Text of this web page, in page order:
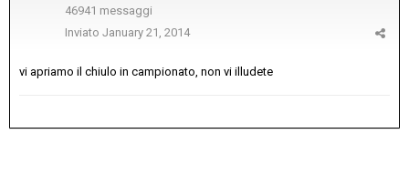
46941 messaggi
Inviato January 21, 2014
vi apriamo il chiulo in campionato, non vi illudete